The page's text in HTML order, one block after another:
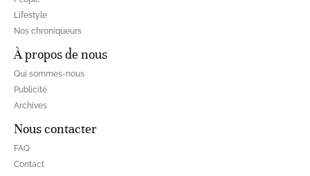
Lifestyle
Nos chroniqueurs
À propos de nous
Qui sommes-nous
Publicité
Archives
Nous contacter
FAQ
Contact